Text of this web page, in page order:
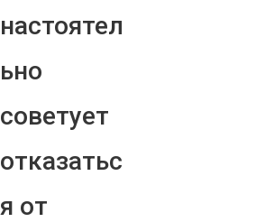
настоятел
ьно
советует
отказатьс
я от